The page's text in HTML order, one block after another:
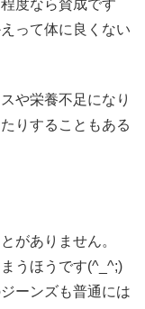
度なら賛成です
って体に良くない
や栄養不足になり
りすることもある
がありません。
うほうです(^_^;)
ーンズも普通には